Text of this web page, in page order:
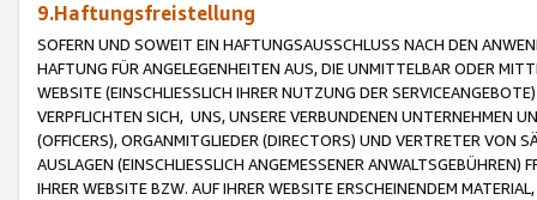
9.Haftungsfreistellung
SOFERN UND SOWEIT EIN HAFTUNGSAUSSCHLUSS NACH DEN
HAFTUNG FÜR ANGELEGENHEITEN AUS, DIE UNMITTELBAR ODER
WEBSITE (EINSCHLIESSLICH IHRER NUTZUNG DER
VERPFLICHTEN SICH, UNS, UNSERE VERBUNDENEN UNTERNEHMEN
(OFFICERS), ORGANMITGLIEDER (DIRECTORS) UND VERTRETER VON
AUSLAGEN (EINSCHLIESSLICH ANGEMESSENER
IHRER WEBSITE BZW. AUF IHRER WEBSITE ERSCHEINENDEM